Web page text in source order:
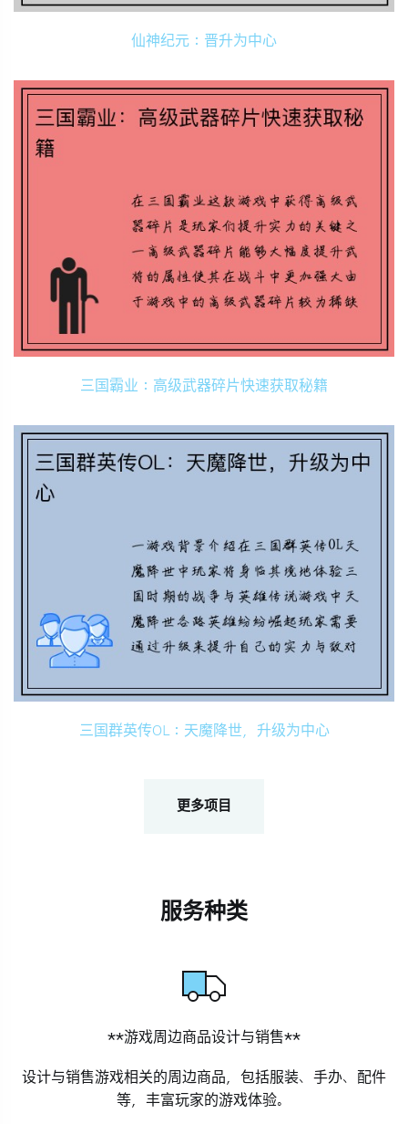
仙神纪元：晋升为中心
三国霸业：高级武器碎片快速获取秘籍
三国群英传OL：天魔降世，升级为中心
更多项目
服务种类
**游戏周边商品设计与销售**
设计与销售游戏相关的周边商品，包括服装、手办、配件
等，丰富玩家的游戏体验。